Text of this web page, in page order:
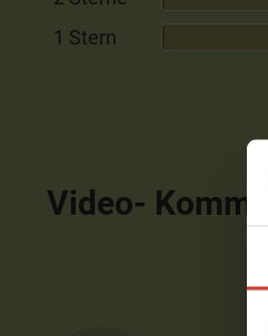
1 Stern
Video-